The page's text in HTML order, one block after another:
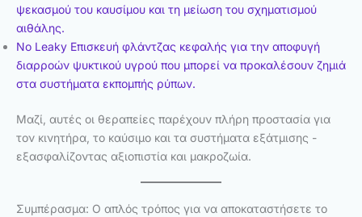
ψεκασμού του καυσίμου και τη μείωση του σχηματισμού
αιθάλης.
No Leaky Επισκευή φλάντζας κεφαλής για την αποφυγή
διαρροών ψυκτικού υγρού που μπορεί να προκαλέσουν ζημιά
στα συστήματα εκπομπής ρύπων.
Μαζί, αυτές οι θεραπείες παρέχουν πλήρη προστασία για
τον κινητήρα, το καύσιμο και τα συστήματα εξάτμισης -
εξασφαλίζοντας αξιοπιστία και μακροζωία.
Συμπέρασμα: Ο απλός τρόπος για να αποκαταστήσετε το